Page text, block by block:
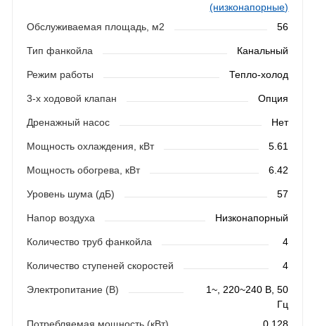
(низконапорные)
Обслуживаемая площадь, м2
56
Тип фанкойла Канальный
Режим работы Тепло-холод
3-х ходовой клапан Опция
Дренажный насос Нет
Мощность охлаждения, кВт 5.61
Мощность обогрева, кВт 6.42
Уровень шума (дБ) 57
Напор воздуха Низконапорный
Количество труб фанкойла 4
Количество ступеней скоростей 4
Электропитание (В)
1~, 220~240 В, 50
Гц